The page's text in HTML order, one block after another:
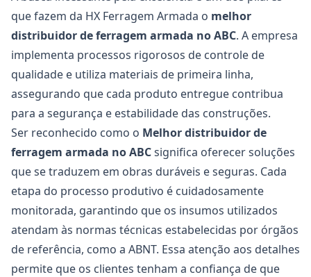
que fazem da HX Ferragem Armada o melhor
distribuidor deferragem armada no ABC. A empresa
implementa processos rigorosos de controle de
qualidade e utiliza materiais de primeira linha,
assegurando que cada produto entregue contribua
para a segurança e estabilidade das construções.
Ser reconhecido como o Melhor distribuidor de
ferragem armada no ABCsignifica oferecer soluções
que se traduzem em obras duráveis e seguras. Cada
etapa do processo produtivo é cuidadosamente
monitorada, garantindo que os insumos utilizados
atendam às normas técnicas estabelecidas por órgãos
de referência, como a ABNT. Essa atenção aos detalhes
permite que os clientes tenham a confiança de que